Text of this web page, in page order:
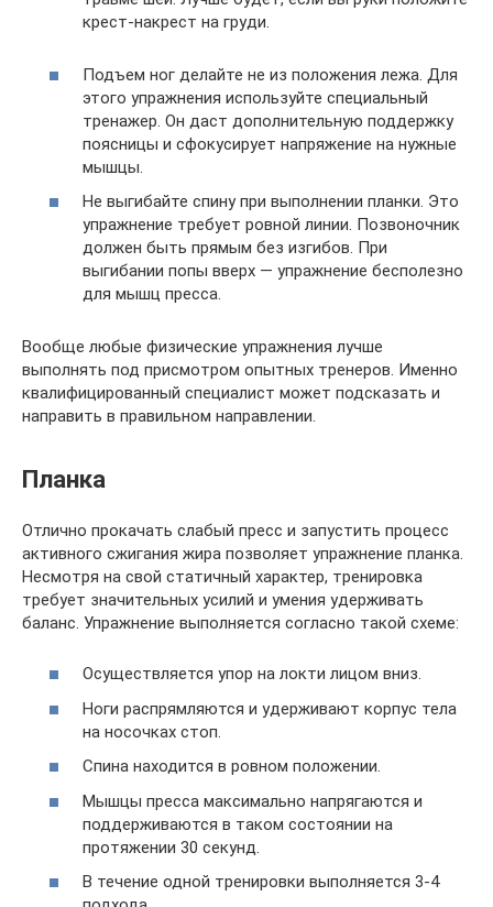
крест-накрест на груди.
Подъем ног делайте не из положения лежа. Для
этого упражнения используйте специальный
тренажер. Он даст дополнительную поддержку
поясницы и сфокусирует напряжение на нужные
мышцы.
Не выгибайте спину при выполнении планки. Это
упражнение требует ровной линии. Позвоночник
должен быть прямым без изгибов. При
выгибании попы вверх — упражнение бесполезно
для мышц пресса.
Вообще любые физические упражнения лучше
выполнять под присмотром опытных тренеров. Именно
квалифицированный специалист может подсказать и
направить в правильном направлении.
Планка
Отлично прокачать слабый пресс и запустить процесс
активного сжигания жира позволяет упражнение планка.
Несмотря на свой статичный характер, тренировка
требует значительных усилий и умения удерживать
баланс. Упражнение выполняется согласно такой схеме:
Осуществляется упор на локти лицом вниз.
Ноги распрямляются и удерживают корпус тела
на носочках стоп.
Спина находится в ровном положении.
Мышцы пресса максимально напрягаются и
поддерживаются в таком состоянии на
протяжении 30 секунд.
В течение одной тренировки выполняется 3-4